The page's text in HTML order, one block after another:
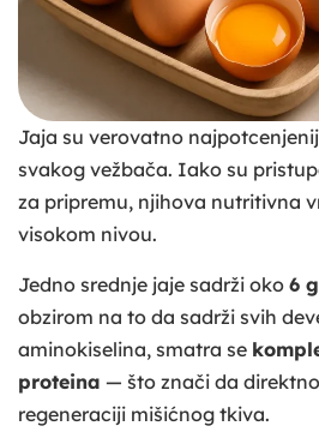
Jaja su verovatno
svakog vežbača. Iako su
za pripremu, njihova nutritivna
visokom nivou.
Jedno srednje jaje sadrži oko 6
obzirom na to da sadrži svih
aminokiselina, smatra se
proteina — što znači da
regeneraciji mišićnog tkiva.